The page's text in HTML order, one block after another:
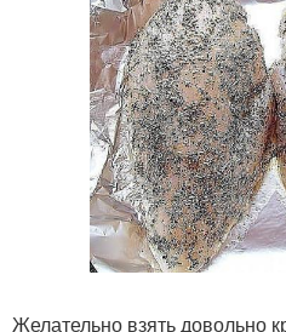
Желательно взять довольно